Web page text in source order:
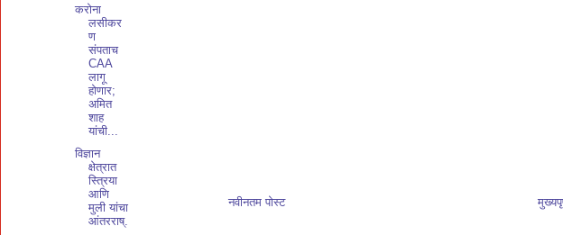
नवीनतम पोस्ट
करोना
लसीकर
ण
संपताच
CAA
लागू
होणार;
अमित
शाह
यांची...
विज्ञान
क्षेत्रात
स्त्रिया
आणि
मुली यांचा
आंतरराष्.